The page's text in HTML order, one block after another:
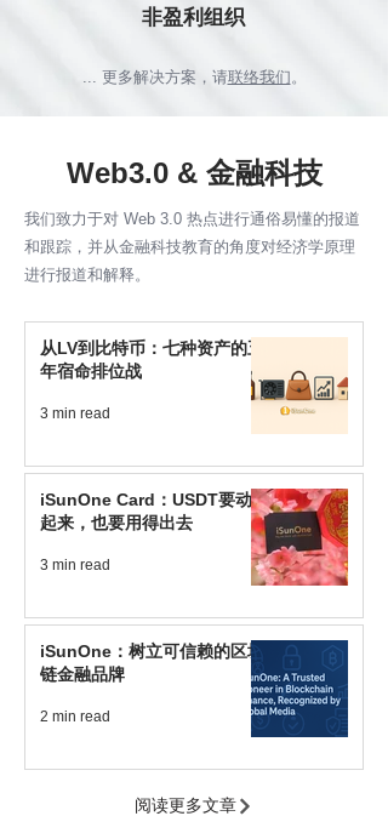
非盈利组织
... 更多解决方案，请联络我们。
Web3.0 & 金融科技
我们致力于对 Web 3.0 热点进行通俗易懂的报道
和跟踪，并从金融科技教育的角度对经济学原理
进行报道和解释。
从LV到比特币：七种资产的五
年宿命排位战
3 min read
iSunOne Card：USDT要动
起来，也要用得出去
3 min read
iSunOne：树立可信赖的区块
链金融品牌
2 min read
阅读更多文章